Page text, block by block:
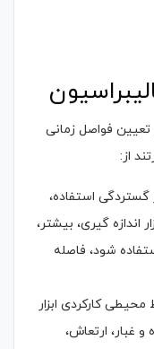
در تعیین فواصل زمانی
از:
استفاده،
اندازه گیری، بیشتر،
شود، فاصله
کارکردی ابزار
و غبار، ارتعاش،